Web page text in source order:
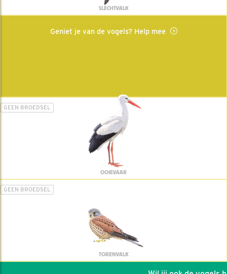
SLECHTVALK
Geniet je van de vogels? Help mee
GEEN BROEDSEL
OOIEVAAR
GEEN BROEDSEL
TORENVALK